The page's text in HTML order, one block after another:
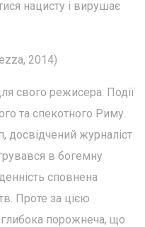
нацисту і вирушає
2014)
свого режисера. Події
та спекотного Риму.
журналіст
в богемну
сповнена
Проте за цією
порожнеча, що